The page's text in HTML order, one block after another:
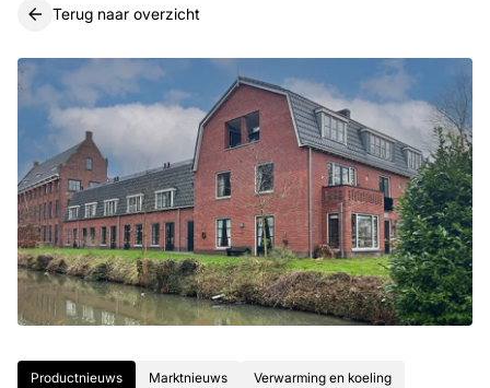
Terug naar overzicht
Productnieuws Marktnieuws
Verwarming en koeling